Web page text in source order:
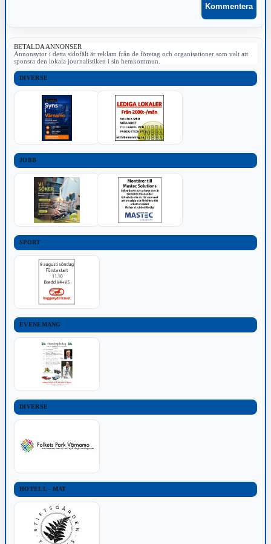
BETALDA ANNONSER
Annonsytor i detta sidofält är reklam från de företag och organisationer som valt att
sponsra den lokala journalistiken i sin hemkommun.
DIVERSE
JOBB
SPORT
EVENEMANG
DIVERSE
HOTELL - MAT